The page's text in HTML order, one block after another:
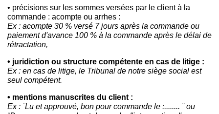
• précisions sur les sommes versées par le client à la
commande : acompte ou arrhes :
Ex : acompte 30 % versé 7 jours après la commande ou
paiement d'avance 100 % à la commande après le délai de
rétractation,
• juridiction ou structure compétente en cas de litige :
Ex : en cas de litige, le Tribunal de notre siège social est
seul compétent.
• mentions manuscrites du client :
Ex : ¨Lu et approuvé, bon pour commande le :........ ¨ ou